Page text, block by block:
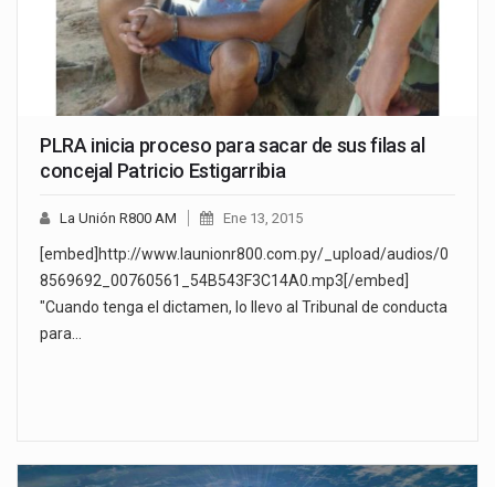
PLRA inicia proceso para sacar de sus filas al
concejal Patricio Estigarribia
La Unión R800 AM Ene 13, 2015
[embed]http://www.launionr800.com.py/_upload/audios/0
8569692_00760561_54B543F3C14A0.mp3[/embed]
"Cuando tenga el dictamen, lo llevo al Tribunal de conducta
para…